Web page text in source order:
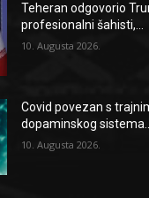
Teheran odgovorio
profesionalni šahisti,...
10. Augusta 2026.
Covid povezan s
dopaminskog sistema...
10. Augusta 2026.